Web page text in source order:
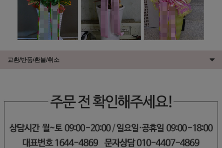
교환/반품/환불/취소